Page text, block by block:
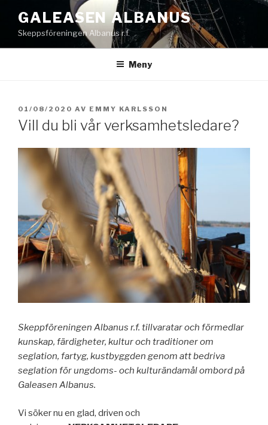
innehåll
GALEASEN ALBANUS
Skeppsföreningen Albanus r.f.
Meny
PUBLICERAT
01/08/2020 AV EMMY KARLSSON
Vill du bli vår verksamhetsledare?
Skeppföreningen Albanus r.f. tillvaratar och förmedlar
kunskap, färdigheter, kultur och traditioner om
seglation, fartyg, kustbyggden genom att bedriva
seglation för ungdoms- och kulturändamål ombord på
Galeasen Albanus.
Vi söker nu en glad, driven och